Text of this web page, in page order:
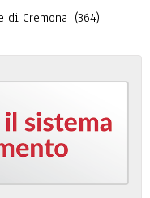
Cremona (364)